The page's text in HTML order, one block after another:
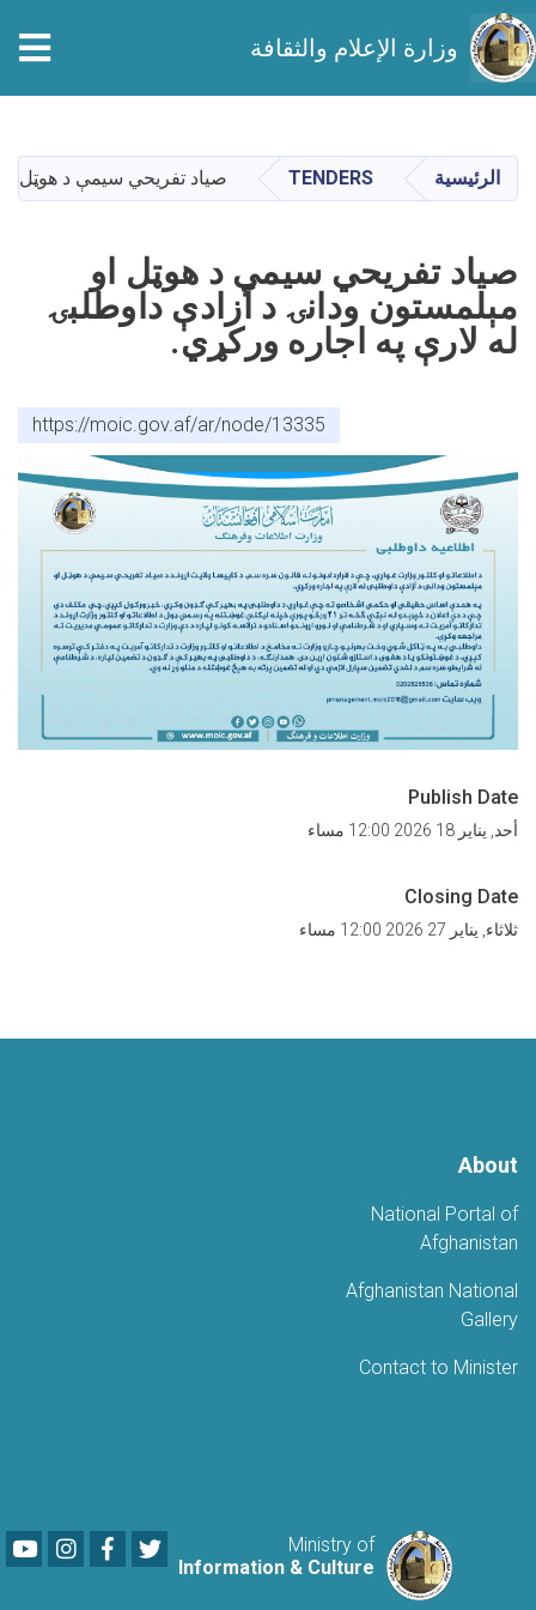
المحتوى
الرئيسي
وزارة الإعلام والثقافة
الرئيسية TENDERS صیاد تفریحي سيمې د هوټل
صیاد تفریحي سيمې د هوټل او
مېلمستون ودانۍ د آزادې داوطلبۍ
له لارې په اجاره ورکړي.
https://moic.gov.af/ar/node/13335
Publish Date
أحد, يناير 18 2026 12:00 مساء
Closing Date
ثلاثاء, يناير 27 2026 12:00 مساء
About
National Portal of
Afghanistan
Afghanistan National
Gallery
Contact to Minister
Ministry of
Information & Culture
YoutubeLinkedIn
Facebook